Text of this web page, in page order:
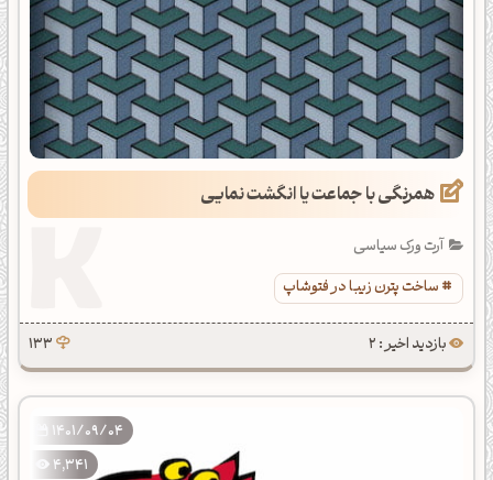
همرنگی با جماعت یا انگشت نمایی
آرت ورک سیاسی
ساخت پترن زیبا در فتوشاپ
بازدید اخیر : 2 133
1401/09/04
4,341